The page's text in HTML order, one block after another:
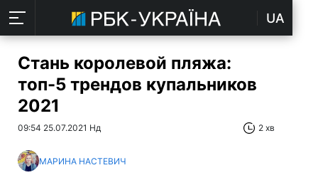
UA
Стань королевой пляжа:
топ-5 трендов купальников
2021
09:54 25.07.2021 Нд 2 хв
МАРИНА НАСТЕВИЧ